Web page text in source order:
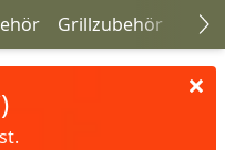
Grillzubehör